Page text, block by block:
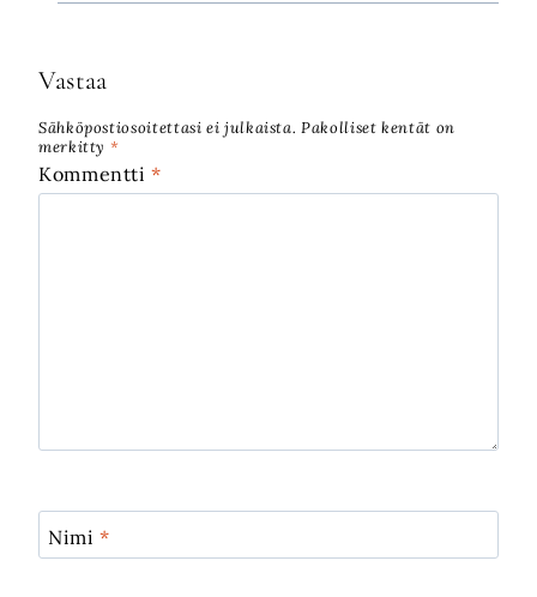
Vastaa
Sähköpostiosoitettasi ei julkaista. Pakolliset kentät on
merkitty *
Kommentti*
Nimi*